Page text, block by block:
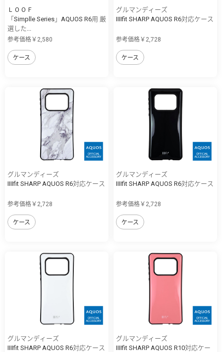
ＬＯＯＦ
「Simplle Series」AQUOS R6用 厳
選した...
参考価格￥2,580
ケース
グルマンディーズ
IIIIfit SHARP AQUOS R6対応ケース
参考価格￥2,728
ケース
グルマンディーズ
IIIIfit SHARP AQUOS R6対応ケース
参考価格￥2,728
ケース
グルマンディーズ
IIIIfit SHARP AQUOS R6対応ケース
参考価格￥2,728
ケース
グルマンディーズ
IIIIfit SHARP AQUOS R6対応ケース
グルマンディーズ
IIIIfit SHARP AQUOS R10対応ケー